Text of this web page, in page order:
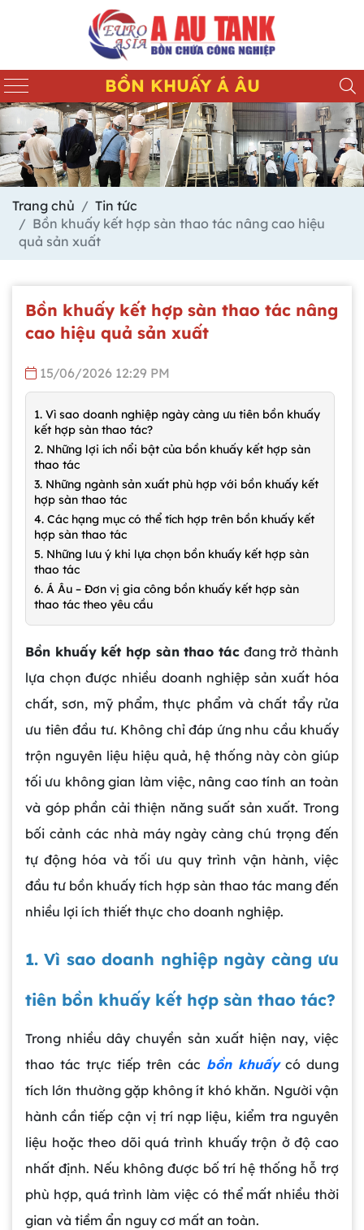
BỒN KHUẤY Á ÂU
Trang chủ
Tin tức
Bồn khuấy kết hợp sàn thao tác nâng cao hiệu
quả sản xuất
Bồn khuấy kết hợp sàn thao tác nâng
cao hiệu quả sản xuất
15/06/2026 12:29 PM
1. Vì sao doanh nghiệp ngày càng ưu tiên bồn khuấy
kết hợp sàn thao tác?
2. Những lợi ích nổi bật của bồn khuấy kết hợp sàn
thao tác
3. Những ngành sản xuất phù hợp với bồn khuấy kết
hợp sàn thao tác
4. Các hạng mục có thể tích hợp trên bồn khuấy kết
hợp sàn thao tác
5. Những lưu ý khi lựa chọn bồn khuấy kết hợp sàn
thao tác
6. Á Âu – Đơn vị gia công bồn khuấy kết hợp sàn
thao tác theo yêu cầu
Bồn khuấy kết hợp sàn thao tác đang trở thành
lựa chọn được nhiều doanh nghiệp sản xuất hóa
chất, sơn, mỹ phẩm, thực phẩm và chất tẩy rửa
ưu tiên đầu tư. Không chỉ đáp ứng nhu cầu khuấy
trộn nguyên liệu hiệu quả, hệ thống này còn giúp
tối ưu không gian làm việc, nâng cao tính an toàn
và góp phần cải thiện năng suất sản xuất. Trong
bối cảnh các nhà máy ngày càng chú trọng đến
tự động hóa và tối ưu quy trình vận hành, việc
đầu tư bồn khuấy tích hợp sàn thao tác mang đến
nhiều lợi ích thiết thực cho doanh nghiệp.
1. Vì sao doanh nghiệp ngày càng ưu
tiên bồn khuấy kết hợp sàn thao tác?
Trong nhiều dây chuyền sản xuất hiện nay, việc
thao tác trực tiếp trên các bồn khuấycó dung
tích lớn thường gặp không ít khó khăn. Người vận
hành cần tiếp cận vị trí nạp liệu, kiểm tra nguyên
liệu hoặc theo dõi quá trình khuấy trộn ở độ cao
nhất định. Nếu không được bố trí hệ thống hỗ trợ
phù hợp, quá trình làm việc có thể mất nhiều thời
gian và tiềm ẩn nguy cơ mất an toàn.